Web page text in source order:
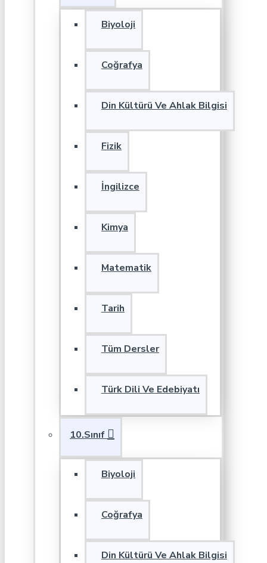
Biyoloji
Coğrafya
Din Kültürü Ve Ahlak Bilgisi
Fizik
İngilizce
Kimya
Matematik
Tarih
Tüm Dersler
Türk Dili Ve Edebiyatı
10.Sınıf
Biyoloji
Coğrafya
Din Kültürü Ve Ahlak Bilgisi